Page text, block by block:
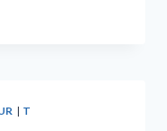
| T